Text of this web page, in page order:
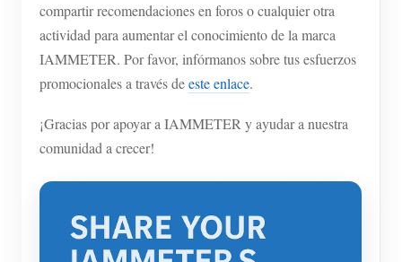
compartir recomendaciones en foros o cualquier otra
actividad para aumentar el conocimiento de la marca
IAMMETER. Por favor, infórmanos sobre tus esfuerzos
promocionales a través deeste enlace.
¡Gracias por apoyar a IAMMETER y ayudar a nuestra
comunidad a crecer!